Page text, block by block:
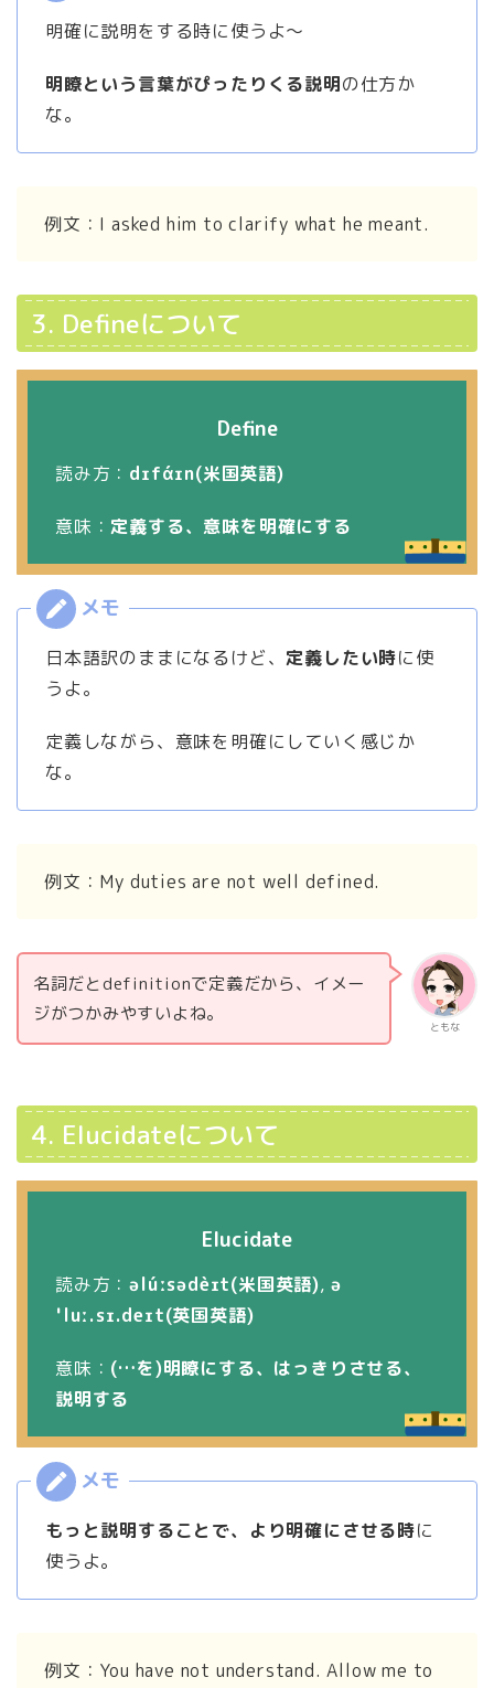
明確に説明をする時に使うよ～
明瞭という言葉がぴったりくる説明の仕方か
な。
例文：I asked him to clarify what he meant.
3. Defineについて
Define
読み方： dɪfάɪn(米国英語)
意味： 定義する、意味を明確にする
日本語訳のままになるけど、 定義したい時に使
うよ。
定義しながら、意味を明確にしていく感じか
な。
例文：My duties are not well defined.
ともな
名詞だとdefinitionで定義だから、イメー
ジがつかみやすいよね。
4. Elucidateについて
Elucidate
読み方：əlúːsədèɪt(米国英語), ə
ˈluː.sɪ.deɪt(英国英語)
意味： (…を)明瞭にする、はっきりさせる、
説明する
もっと説明することで、より明確にさせる時に
使うよ。
例文：You have not understand. Allow me to